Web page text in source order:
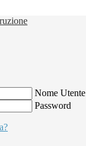
Nome Utente
Password